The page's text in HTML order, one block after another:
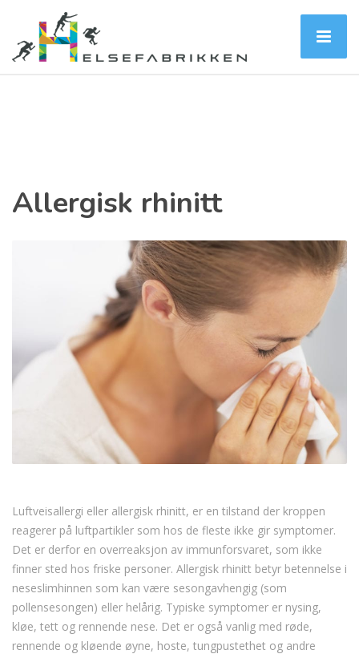
Allergisk rhinitt
Luftveisallergi eller allergisk rhinitt, er en tilstand der kroppen
reagerer på luftpartikler som hos de fleste ikke gir symptomer.
Det er derfor en overreaksjon av immunforsvaret, som ikke
finner sted hos friske personer. Allergisk rhinitt betyr betennelse i
neseslimhinnen som kan være sesongavhengig (som
pollensesongen) eller helårig. Typiske symptomer er nysing,
kløe, tett og rennende nese. Det er også vanlig med røde,
rennende og kløende øyne, hoste, tungpustethet og andre